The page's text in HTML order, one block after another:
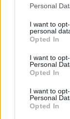
Personal
I want to
personal
Opted In
I want to
Personal
Opted In
I want to
Personal
Opted In